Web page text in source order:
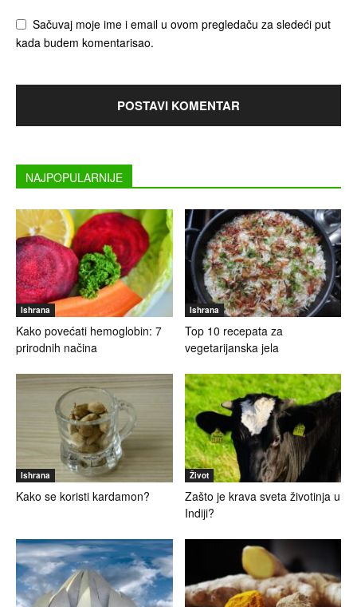
Sačuvaj moje ime i email u ovom pregledaču za sledeći put
kada budem komentarisao.
NAJPOPULARNIJE
Ishrana
Kako povećati hemoglobin: 7
prirodnih načina
Ishrana
Top 10 recepata za
vegetarijanska jela
Ishrana
Kako se koristi kardamon?
Život
Zašto je krava sveta životinja u
Indiji?